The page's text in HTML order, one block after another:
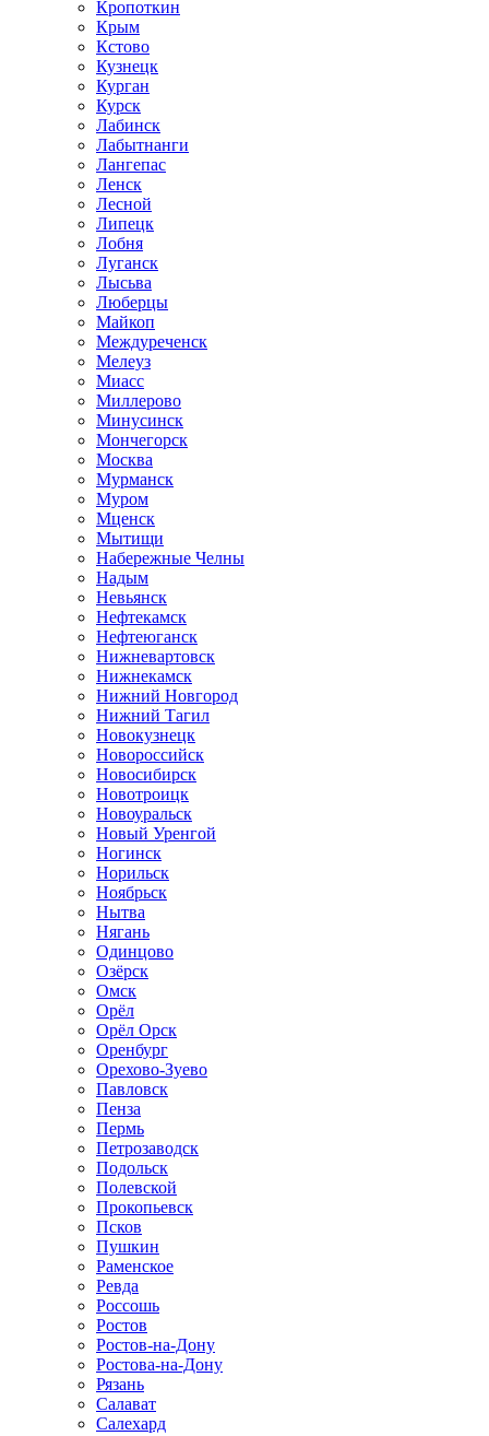
Кропоткин
Крым
Кстово
Кузнецк
Курган
Курск
Лабинск
Лабытнанги
Лангепас
Ленск
Лесной
Липецк
Лобня
Луганск
Лысьва
Люберцы
Майкоп
Междуреченск
Мелеуз
Миасс
Миллерово
Минусинск
Мончегорск
Москва
Мурманск
Муром
Мценск
Мытищи
Набережные Челны
Надым
Невьянск
Нефтекамск
Нефтеюганск
Нижневартовск
Нижнекамск
Нижний Новгород
Нижний Тагил
Новокузнецк
Новороссийск
Новосибирск
Новотроицк
Новоуральск
Новый Уренгой
Ногинск
Норильск
Ноябрьск
Нытва
Нягань
Одинцово
Озёрск
Омск
Орёл
Орёл Орск
Оренбург
Орехово-Зуево
Павловск
Пенза
Пермь
Петрозаводск
Подольск
Полевской
Прокопьевск
Псков
Пушкин
Раменское
Ревда
Россошь
Ростов
Ростов-на-Дону
Ростова-на-Дону
Рязань
Салават
Салехард